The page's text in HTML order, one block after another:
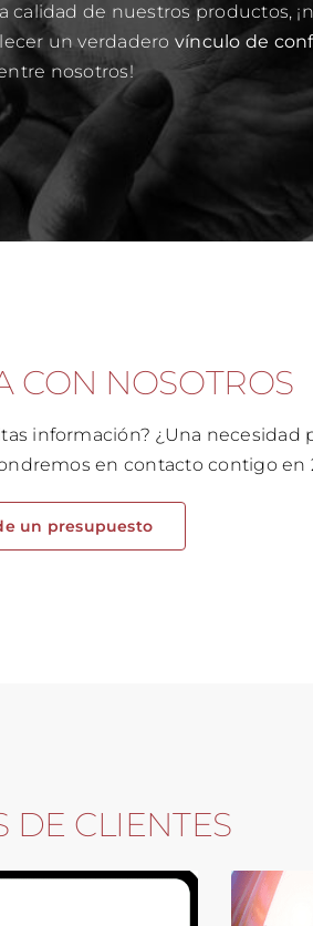
calidad de nuestros productos,
un verdadero vínculo de
nosotros!
CON NOSOTROS
información? ¿Una necesidad
en contacto contigo en
un presupuesto
DE CLIENTES